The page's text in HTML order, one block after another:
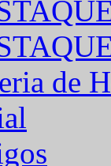
de